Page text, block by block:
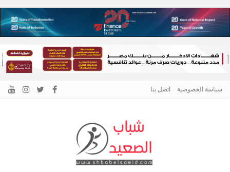
سياسة الخصوصية اتصل بنا